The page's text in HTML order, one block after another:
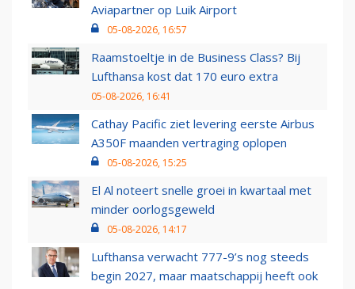
Aviapartner op Luik Airport
05-08-2026, 16:57
Raamstoeltje in de Business Class? Bij
Lufthansa kost dat 170 euro extra
05-08-2026, 16:41
Cathay Pacific ziet levering eerste Airbus
A350F maanden vertraging oplopen
05-08-2026, 15:25
El Al noteert snelle groei in kwartaal met
minder oorlogsgeweld
05-08-2026, 14:17
Lufthansa verwacht 777-9’s nog steeds
begin 2027, maar maatschappij heeft ook